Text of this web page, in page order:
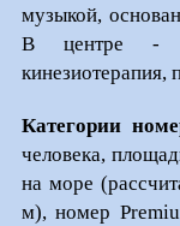
музыкой,
В центре -
кинезиотерапия,
Категории
человека,
на море
м), номер